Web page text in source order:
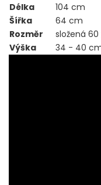
Délka
104 cm
Šířka
64 cm
Rozměr
složená 60
Výška
34 - 40
VLASCE,
HÁČIKY